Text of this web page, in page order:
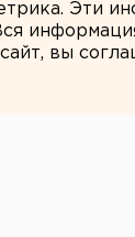
Эти
вы